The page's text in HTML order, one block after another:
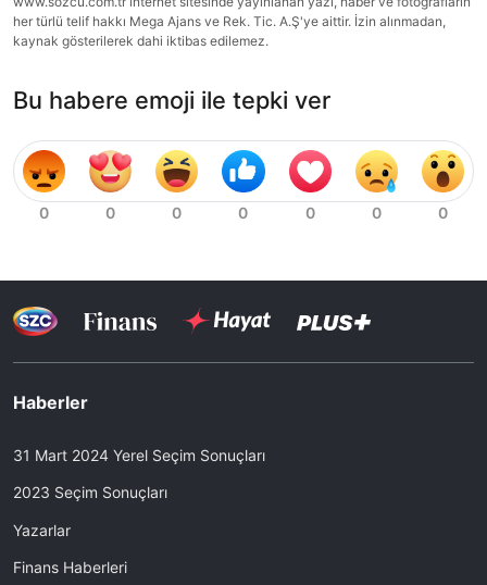
her türlü telif hakkı Mega Ajans ve Rek. Tic. A.Ş'ye aittir. İzin alınmadan,
kaynak gösterilerek dahi iktibas edilemez.
Bu habere emoji ile tepki ver
Haberler
31 Mart 2024 Yerel Seçim Sonuçları
2023 Seçim Sonuçları
Yazarlar
Finans Haberleri